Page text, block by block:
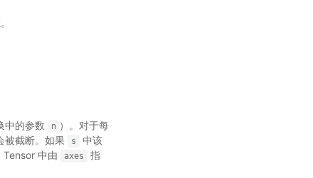
中的参数 n ）。对于每
被截断。如果 s
中该
Tensor 中由 axes
指